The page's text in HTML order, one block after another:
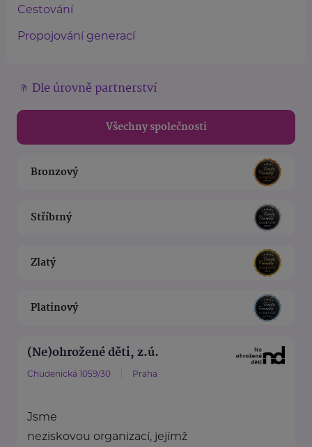
Cestování
Propojování generací
Dle úrovně partnerství
Všechny společnosti
Bronzový
Stříbrný
Zlatý
Platinový
(Ne)ohrožené děti, z.ú.
Chudenická 1059/30 Praha
Jsme
neziskovou organizací, jejímž